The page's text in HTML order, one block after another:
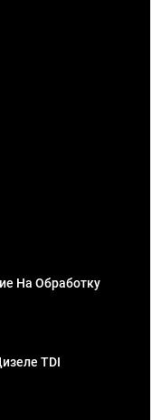
На Обработку
TDI